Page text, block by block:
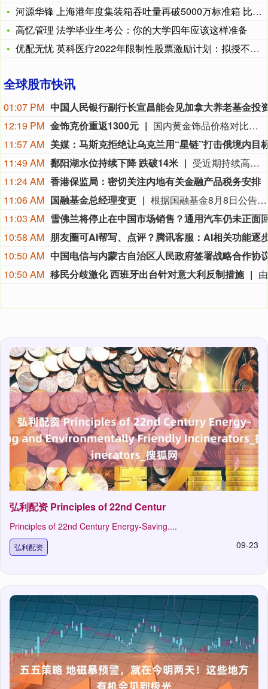
河源华锋 上海港年度集装箱吞吐量再破5000万标准箱 比去年
高忆管理 法学毕业生考公：你的大学四年应该这样准备
优配无忧 英科医疗2022年限制性股票激励计划：拟授不超49
全球股市快讯
01:07 PM
12:19 PM 金饰克价重返1300元
国内黄金饰品价格对比显示，国内多家品牌足金饰品价格重返1300元，其中周生生足金饰品报1315元/克，周大福报价1308元/克，老庙黄金报价1310元/克。
11:57 AM
11:49 AM 鄱阳湖水位持续下降 跌破14米
受近期持续高温天气影响，我国最大淡水湖鄱阳湖水位快速下降。截至8月8日8时，鄱阳湖标志性水文站星子站水位下降至13.97米，较昨日下降0.13米，鄱阳湖湖口站水位下降至13.84米，湖区两岸退水痕迹明显。（央视新闻）
11:24 AM 香港保监局：密切关注内地有关金融产品税务安排
11:06 AM 国融基金总经理变更
根据国融基金8月8日公告，总经理毛灵俊因个人原因离任，总经理职位暂由张圆辉代任。根据国融基金安排，该公司董事会选举韩光华拟任公司总经理，待韩光华完成相关程序后履职。
11:03 AM
10:58 AM
10:50 AM
10:50 AM 移民分歧激化 西班牙出台针对意大利反制措施
弘利配资 Principles of 22nd Centur
Principles of 22nd Century Energy-Saving....
弘利配资 09-23